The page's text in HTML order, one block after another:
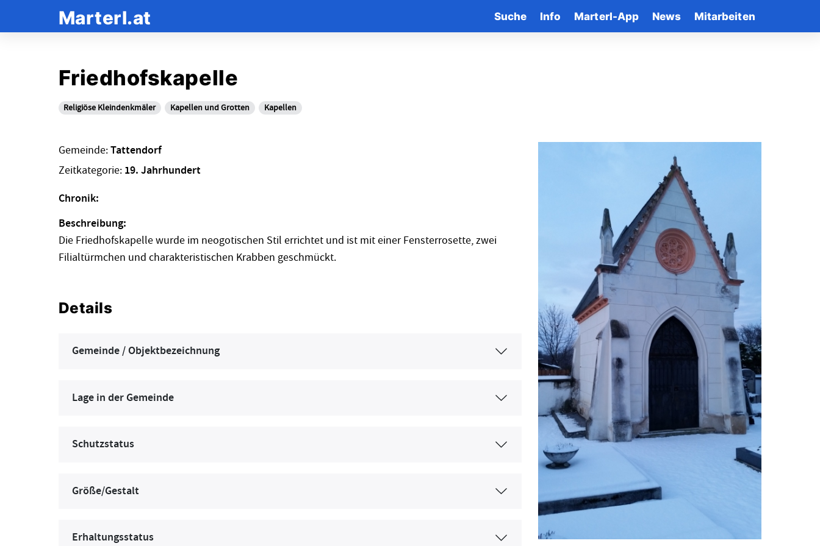
Marterl.at Suche Info Marterl-App News Mitarbeiten
Friedhofskapelle
Religiöse Kleindenkmäler Kapellen und Grotten Kapellen
Gemeinde:Tattendorf
Zeitkategorie: 19. Jahrhundert
Chronik:
Beschreibung:
Die Friedhofskapelle wurde im neogotischen Stil errichtet und ist mit einer Fensterrosette, zwei
Filialtürmchen und charakteristischen Krabben geschmückt.
Details
Gemeinde / Objektbezeichnung
Lage in der Gemeinde
Schutzstatus
Größe/Gestalt
Erhaltungsstatus